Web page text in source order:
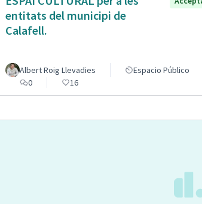
entitats del municipi de
Calafell.
Albert Roig Llevadies
Espacio Público
0
16